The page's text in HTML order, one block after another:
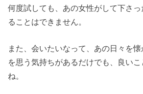
何度試しても、あの女性がして下さ
ることはできません。
また、会いたいなって、あの日々を
を思う気持ちがあるだけでも、良いこ
ね。